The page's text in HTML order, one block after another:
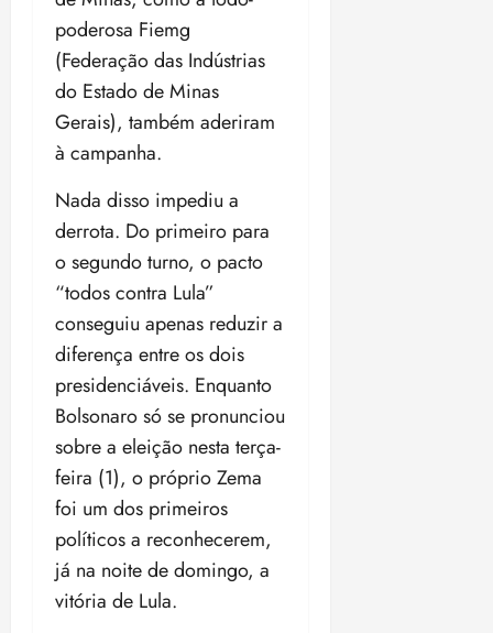
poderosa Fiemg
(Federação das Indústrias
do Estado de Minas
Gerais), também aderiram
à campanha.
Nada disso impediu a
derrota. Do primeiro para
o segundo turno, o pacto
“todos contra Lula”
conseguiu apenas reduzir a
diferença entre os dois
presidenciáveis. Enquanto
Bolsonaro só se pronunciou
sobre a eleição nesta terça-
feira (1), o próprio Zema
foi um dos primeiros
políticos a reconhecerem,
já na noite de domingo, a
vitória de Lula.